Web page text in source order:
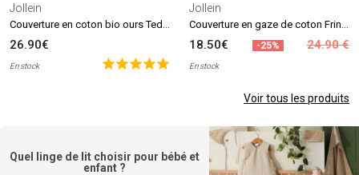
Jollein
26.90€
En stock
Jollein
18.50€ -25% 24.90 €
En stock
Voir tous les produits
Quel linge de lit choisir pour bébé et
enfant ?